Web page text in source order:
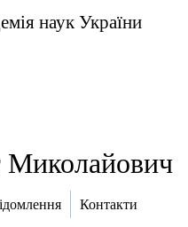
наук України
Контакти